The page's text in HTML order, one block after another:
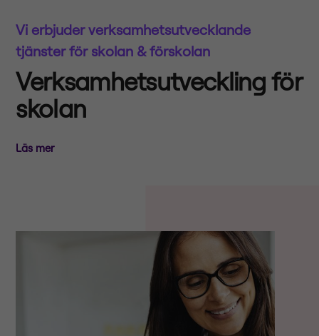
Vi erbjuder verksamhetsutvecklande
tjänster för skolan & förskolan
Verksamhetsutveckling för
skolan
Läs mer